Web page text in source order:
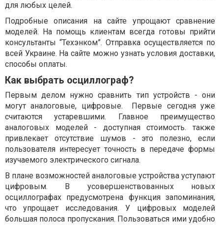
для любых целей.
Подробные описания на сайте упрощают сравнение
моделей. На помощь клиентам всегда готовы прийти
консультанты “Техэнком”. Отправка осуществляется по
всей Украине. На сайте можно узнать условия доставки,
способы оплаты.
Как выбрать осциллограф?
Первым делом нужно сравнить тип устройств - они
могут аналоговые, цифровые. Первые сегодня уже
считаются устаревшими. Главное преимущество
аналоговых моделей - доступная стоимость. также
привлекает отсутствие шумов - это полезно, если
пользователя интересует точность в передаче формы
изучаемого электрического сигнала.
В плане возможностей аналоговые устройства уступают
цифровым. В усовершенствованных новых
осциллографах предусмотрена функция запоминания,
что упрощает исследования. У цифровых моделей
большая полоса пропускания. Пользоваться ими удобно